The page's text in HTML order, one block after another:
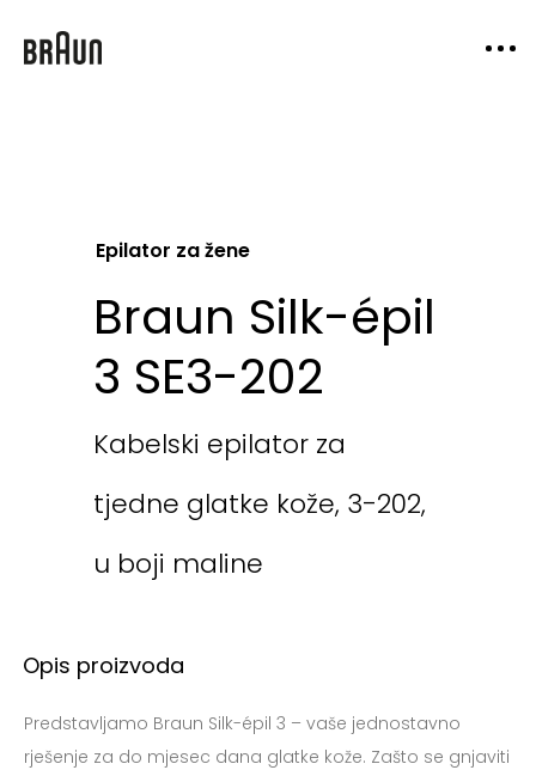
Epilator za žene
Braun Silk-épil
3 SE3-202
Kabelski epilator za
tjedne glatke kože, 3-202,
u boji maline
Opis proizvoda
Predstavljamo Braun Silk-épil 3 – vaše jednostavno
rješenje za do mjesec dana glatke kože. Zašto se gnjaviti